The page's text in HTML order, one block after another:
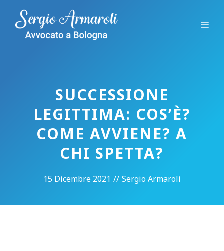
contenuto
SUCCESSIONE
LEGITTIMA: COS’È?
COME AVVIENE? A
CHI SPETTA?
15 Dicembre 2021 // Sergio Armaroli